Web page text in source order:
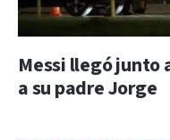
Messi llegó junto
a su padre Jorge